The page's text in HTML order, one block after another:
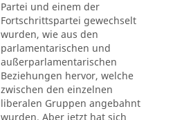
Partei und einem der
Fortschrittspartei gewechselt
wurden, wie aus den
parlamentarischen und
außerparlamentarischen
Beziehungen hervor, welche
zwischen den einzelnen
liberalen Gruppen angebahnt
wurden. Aber jetzt hat sich